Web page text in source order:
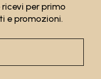
per primo
e promozioni.